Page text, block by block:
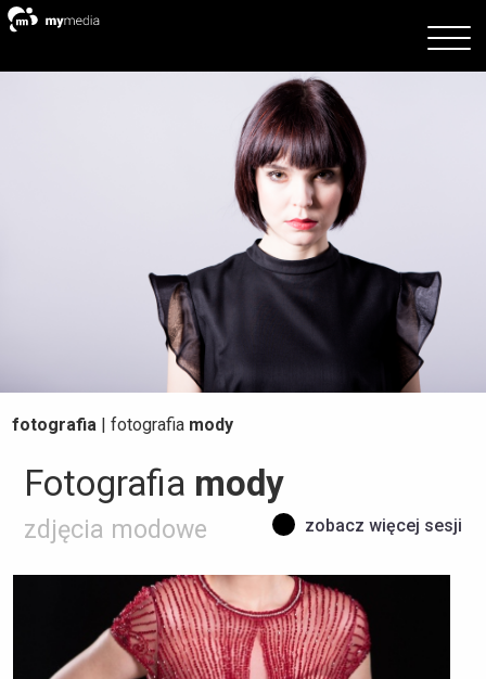
fotografia |fotografia mody
Fotografia mody
zdjęcia modowe zobacz więcej sesji